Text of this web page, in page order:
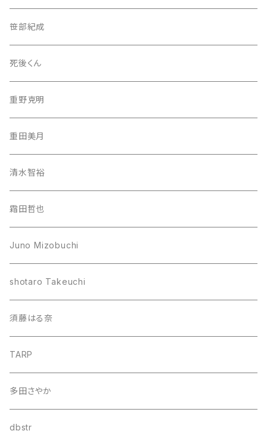
笹部紀成
死後くん
重野克明
重田美月
清水智裕
霜田哲也
Juno Mizobuchi
shotaro Takeuchi
須藤はる奈
TARP
多田さやか
dbstr